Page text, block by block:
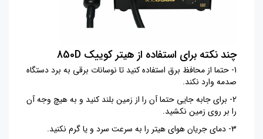
چند نکته برای استفاده از هیتر کوییک 850D
1- حتما از محافظ برق استفاده کنید تا نوسانات برقی به برد دستگاه
صدمه وارد نکند.
2- برای جابه جایی حتما آن را از زمین بلند کنید و به هیچ وجه آن
را بر روی زمین نکشید.
3- دمای جریان هوای هیتر را به سرعت سرد و یا گرم نکنید.